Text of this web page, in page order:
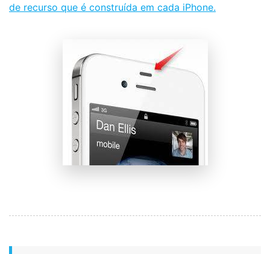
de recurso que é construída em cada iPhone.